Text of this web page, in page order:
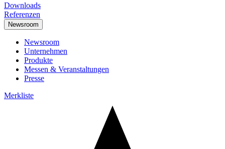
Downloads
Referenzen
Newsroom
Newsroom
Unternehmen
Produkte
Messen & Veranstaltungen
Presse
Merkliste